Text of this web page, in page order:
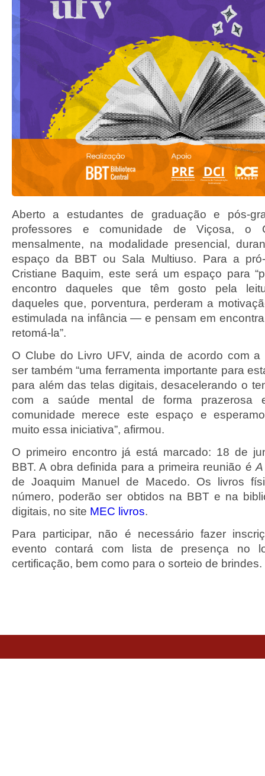
Aberto a estudantes de graduação e pós-
professores e comunidade de Viçosa, o
mensalmente, na modalidade presencial,
espaço da BBT ou Sala Multiuso. Para a
Cristiane Baquim, este será um espaço para
encontro daqueles que têm gosto pela
daqueles que, porventura, perderam a
estimulada na infância — e pensam em
retomá-la”.
O Clube do Livro UFV, ainda de acordo com a
ser também “uma ferramenta importante para
para além das telas digitais, desacelerando o
com a saúde mental de forma prazerosa
comunidade merece este espaço e
muito essa iniciativa”, afirmou.
O primeiro encontro já está marcado: 18 de
BBT. A obra definida para a primeira reunião é
de Joaquim Manuel de Macedo. Os livros
número, poderão ser obtidos na BBT e na
digitais, no site MEC livros.
Para participar, não é necessário fazer
evento contará com lista de presença no
certificação, bem como para o sorteio de brindes.